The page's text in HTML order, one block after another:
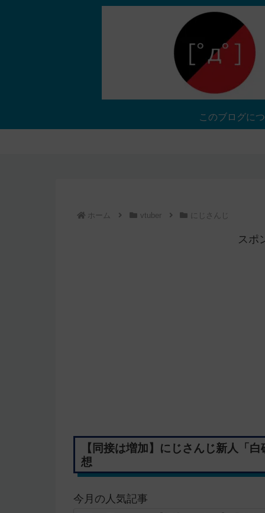
このブログに
ホーム vtuber にじさんじ
スポ
【同接は増加】にじさんじ新人「
想
今月の人気記事